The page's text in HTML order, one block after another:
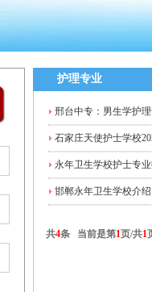
护理专业
邢台中专：男生学护
石家庄天使护士学校
永年卫生学校护士专
邯郸永年卫生学校介绍
共4条 当前是第1页/共1